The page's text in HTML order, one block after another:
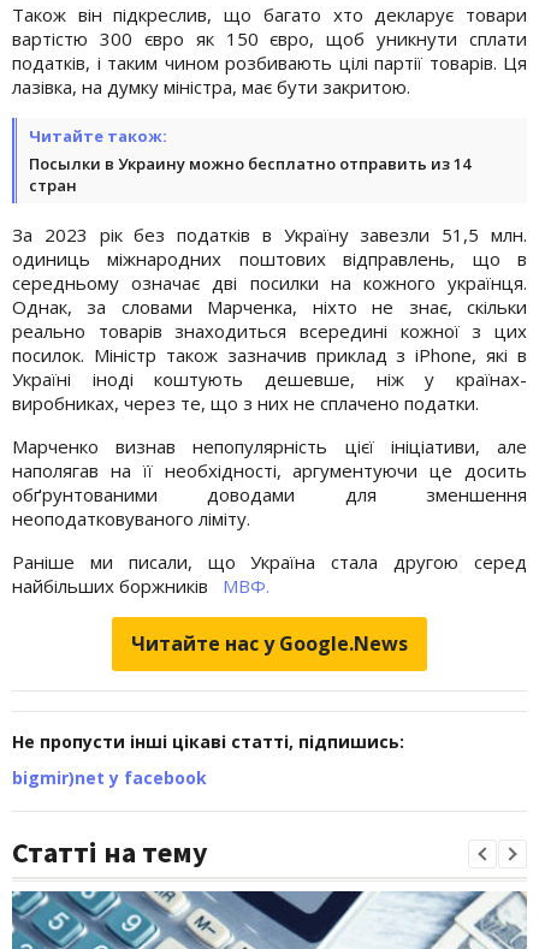
Також він підкреслив, що багато хто декларує товари
вартістю 300 євро як 150 євро, щоб уникнути сплати
податків, і таким чином розбивають цілі партії товарів. Ця
лазівка, на думку міністра, має бути закритою.
Читайте також:
Посылки в Украину можно бесплатно отправить из 14
стран
За 2023 рік без податків в Україну завезли 51,5 млн.
одиниць міжнародних поштових відправлень, що в
середньому означає дві посилки на кожного українця.
Однак, за словами Марченка, ніхто не знає, скільки
реально товарів знаходиться всередині кожної з цих
посилок. Міністр також зазначив приклад з iPhone, які в
Україні іноді коштують дешевше, ніж у країнах-
виробниках, через те, що з них не сплачено податки.
Марченко визнав непопулярність цієї ініціативи, але
наполягав на її необхідності, аргументуючи це досить
обґрунтованими доводами для зменшення
неоподатковуваного ліміту.
Раніше ми писали, що Україна стала другою серед
найбільших боржників МВФ.
Читайте нас у Google.News
Не пропусти інші цікаві статті, підпишись:
bigmir)net у facebook
Статті на тему